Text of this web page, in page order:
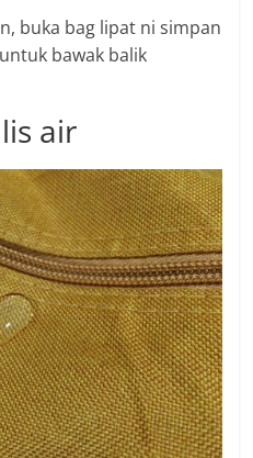
buka bag lipat ni simpan
bawak balik
air